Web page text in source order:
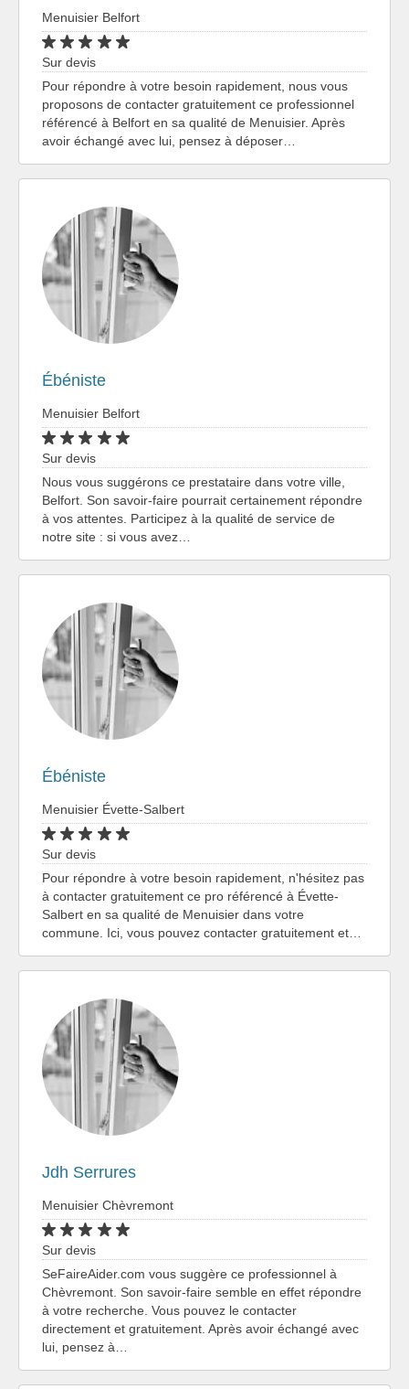
Menuisier Belfort
Sur devis
Pour répondre à votre besoin rapidement, nous vous
proposons de contacter gratuitement ce professionnel
référencé à Belfort en sa qualité de Menuisier. Après
avoir échangé avec lui, pensez à déposer…
Ébéniste
Menuisier Belfort
Sur devis
Nous vous suggérons ce prestataire dans votre ville,
Belfort. Son savoir-faire pourrait certainement répondre
à vos attentes. Participez à la qualité de service de
notre site : si vous avez…
Ébéniste
Menuisier Évette-Salbert
Sur devis
Pour répondre à votre besoin rapidement, n'hésitez pas
à contacter gratuitement ce pro référencé à Évette-
Salbert en sa qualité de Menuisier dans votre
commune. Ici, vous pouvez contacter gratuitement et…
Jdh Serrures
Menuisier Chèvremont
Sur devis
SeFaireAider.com vous suggère ce professionnel à
Chèvremont. Son savoir-faire semble en effet répondre
à votre recherche. Vous pouvez le contacter
directement et gratuitement. Après avoir échangé avec
lui, pensez à…